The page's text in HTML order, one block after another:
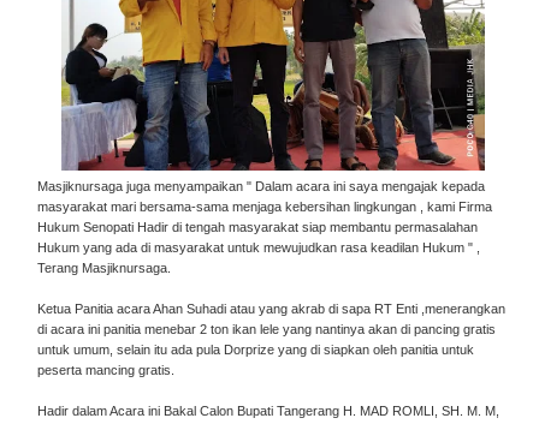
Masjiknursaga juga menyampaikan " Dalam acara ini saya mengajak kepada
masyarakat mari bersama-sama menjaga kebersihan lingkungan , kami Firma
Hukum Senopati Hadir di tengah masyarakat siap membantu permasalahan
Hukum yang ada di masyarakat untuk mewujudkan rasa keadilan Hukum " ,
Terang Masjiknursaga.
Ketua Panitia acara Ahan Suhadi atau yang akrab di sapa RT Enti ,menerangkan
di acara ini panitia menebar 2 ton ikan lele yang nantinya akan di pancing gratis
untuk umum, selain itu ada pula Dorprize yang di siapkan oleh panitia untuk
peserta mancing gratis.
Hadir dalam Acara ini Bakal Calon Bupati Tangerang H. MAD ROMLI, SH. M. M,